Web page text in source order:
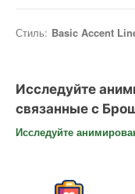
Стиль: Basic Accent
Исследуйте
связанные с
Исследуйте